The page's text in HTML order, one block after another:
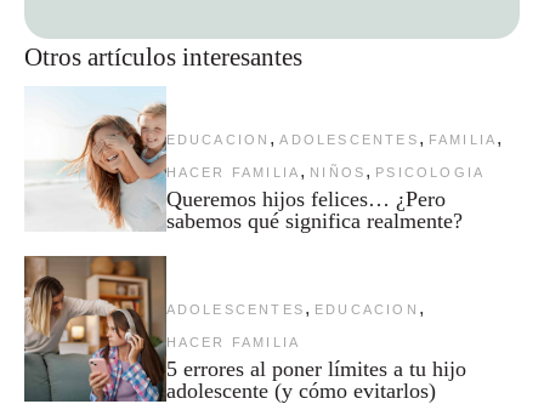
Otros artículos interesantes
EDUCACION , ADOLESCENTES , FAMILIA ,
HACER FAMILIA , NIÑOS , PSICOLOGIA
Queremos hijos felices… ¿Pero
sabemos qué significa realmente?
ADOLESCENTES , EDUCACION ,
HACER FAMILIA
5 errores al poner límites a tu hijo
adolescente (y cómo evitarlos)